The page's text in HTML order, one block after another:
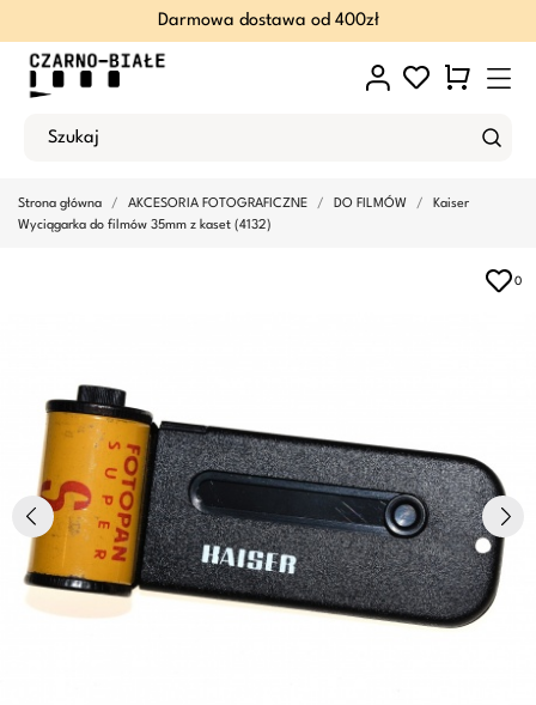
Darmowa dostawa od 400zł
Strona główna AKCESORIA FOTOGRAFICZNE DO FILMÓW
Kaiser
Wyciągarka do filmów 35mm z kaset (4132)
0